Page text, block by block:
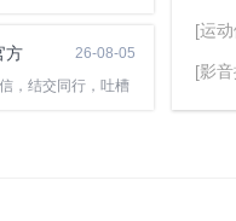
方
26-08-05
，结交同行，吐槽
[运
[影